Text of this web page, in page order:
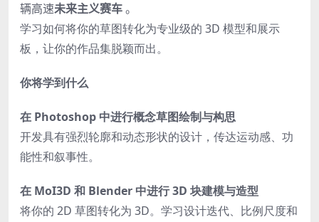
辆高速未来主义赛车。
学习如何将你的草图转化为专业级的 3D 模型和展示
板，让你的作品集脱颖而出。
你将学到什么
在 Photoshop 中进行概念草图绘制与构思
开发具有强烈轮廓和动态形状的设计，传达运动感、功
能性和叙事性。
在 MoI3D 和 Blender 中进行 3D 块建模与造型
将你的 2D 草图转化为 3D。学习设计迭代、比例尺度和